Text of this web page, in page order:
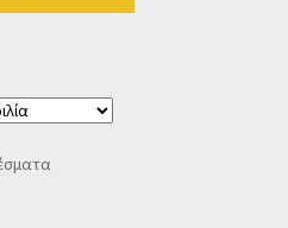
388.00 €. είναι:
Sorted